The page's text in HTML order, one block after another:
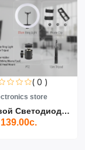
( 0 )
store
Кольцевой Светодиодный Св...
139.00с.